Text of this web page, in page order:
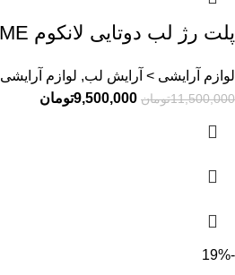
پلت رژ لب دوتایی لانکوم LANCOME
لوازم آرایشی > آرایش لب, لوازم آرایشی
11,500,000تومان 9,500,000تومان
-19%